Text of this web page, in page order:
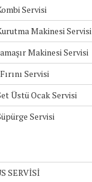
Servisi
Makinesi Servisi
Makinesi Servisi
Servisi
Üstü Ocak Servisi
Servisi
SERVİSİ